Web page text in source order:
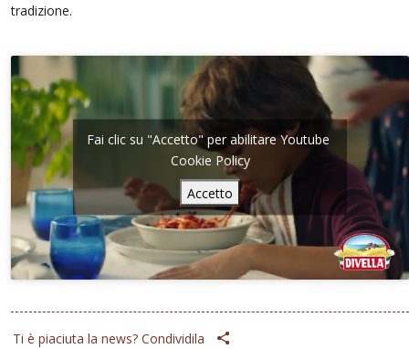
tradizione.
Fai clic su "Accetto" per abilitare Youtube
Cookie Policy
Accetto
Ti è piaciuta la news? Condividila